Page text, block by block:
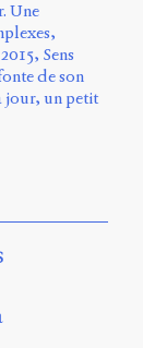
Une
Sens
de son
jour, un petit